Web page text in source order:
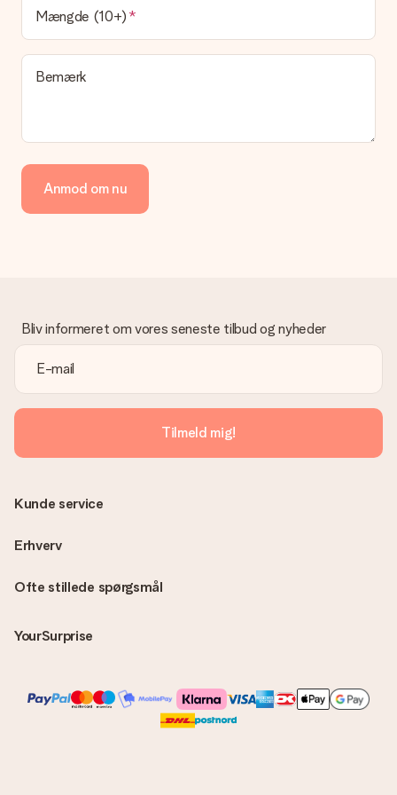
Hvilke leveringsmuligheder kan jeg vælge?
I øjeblikket er det ikke (endnu) muligt at vælge en
leveringsindstilling. Den gave, du vil bestille, sendes enten som
en pakke eller som postkasse levering. Vil du gerne vide
hvilken måde din ordre sendes på? Kontakt venligst vores
Vi tilbyder følgende betalingsmetoder: Dankort, Paypal,
kreditkort, faktura via Klarna eller bankoverførsel. I tilfælde af
manuel betaling overførsel, skal du tage højde for en ekstra 3
venligst vores kundeservice, de hjælper gerne med at finde en
passende løsning.
Er fakturaen sendt sammen med ordren?
Ingen faktura sendes med din ordre. Du modtager altid
fakturaen i bekræftelsesemailen, og du kan altid finde den i din
MySurprise-konto. Det betyder at du kan få gaven leveret
direkte til modtageren, hvilket gør det til en sand
overraskelse!
Mængde (10+)
Bemærk
Anmod om nu
Bliv informeret om vores seneste tilbud og nyheder
Tilmeld mig!
Ofte stillede spørgsmål
YourSurprise
Kunde service
Erhverv